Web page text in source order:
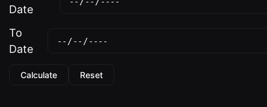
Date
To
Date
Calculate Reset